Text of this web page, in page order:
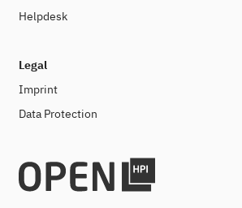
Helpdesk
Legal
Imprint
Data Protection